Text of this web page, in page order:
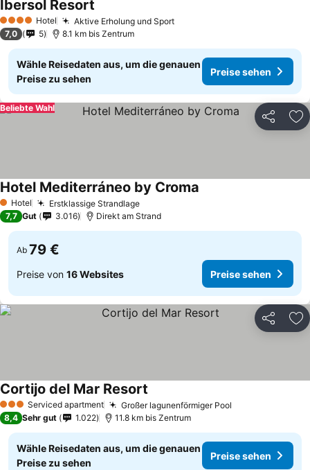
4 Sterne Hotel Aktive Erholung und Sport
Ibersol Resort
7,0 5 8.1 km bis Zentrum
Wähle Reisedaten aus, um die genauen
Preise zu sehen
Preise sehen
Teilen
Beliebte Wahl
1 Sterne
Hotel Erstklassige Strandlage
Hotel Mediterráneo by Croma
7,7 Gut 3.016 Direkt am Strand
Ab 79 €
Preise von 16 Websites Preise sehen
Teilen
3 SterneServiced apartment Großer lagunenförmiger Pool
Cortijo del Mar Resort
8,4 Sehr gut 1.022 11.8 km bis Zentrum
Wähle Reisedaten aus, um die genauen
Preise zu sehen
Preise sehen